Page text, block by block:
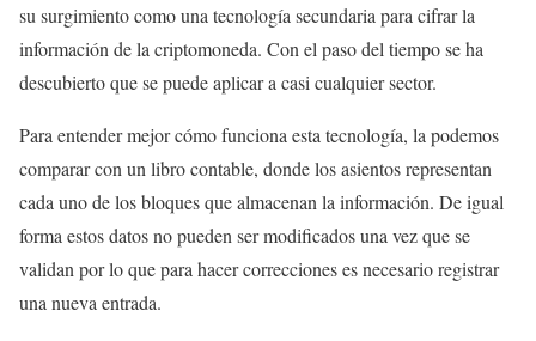
su surgimiento como una tecnología secundaria para cifrar la
información de la criptomoneda. Con el paso del tiempo se ha
descubierto que se puede aplicar a casi cualquier sector.
Para entender mejor cómo funciona esta tecnología, la podemos
comparar con un libro contable, donde los asientos representan
cada uno de los bloques que almacenan la información. De igual
forma estos datos no pueden ser modificados una vez que se
validan por lo que para hacer correcciones es necesario registrar
una nueva entrada.